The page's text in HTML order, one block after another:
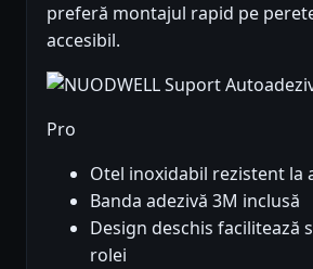
preferă montajul rapid pe
accesibil.
Pro
Otel inoxidabil rezistent la
Banda adezivă 3M inclusă
Design deschis facilitează
rolei